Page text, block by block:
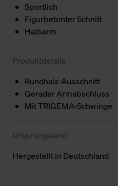
Sportlich
Figurbetonter Schnitt
Halbarm
Produktdetails
Rundhals-Ausschnitt
Gerader Armabschluss
Mit TRIGEMA-Schwinge
Ursprungsland
Hergestellt in Deutschland